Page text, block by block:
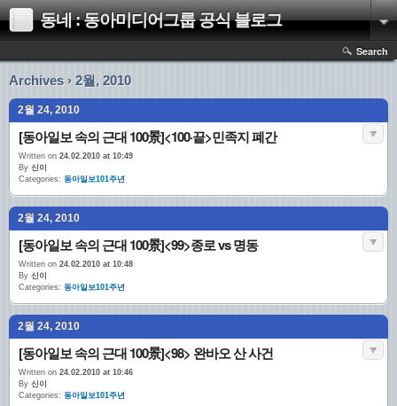
동네 : 동아미디어그룹 공식 블로그
Search
Archives › 2월, 2010
2월 24, 2010
[동아일보 속의 근대 100景]<100·끝>민족지 폐간
Written on 24.02.2010 at 10:49
By 신이
Categories: 동아일보101주년
2월 24, 2010
[동아일보 속의 근대 100景]<99>종로 vs 명동
Written on 24.02.2010 at 10:48
By 신이
Categories: 동아일보101주년
2월 24, 2010
[동아일보 속의 근대 100景]<98> 완바오 산 사건
Written on 24.02.2010 at 10:46
By 신이
Categories: 동아일보101주년